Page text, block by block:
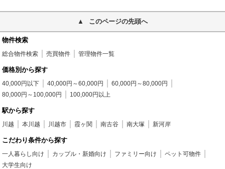
このページの先頭へ
物件検索
総合物件検索 売買物件 管理物件一覧
価格別から探す
40,000円以下 40,000円～60,000円
60,000円～80,000円
80,000円～100,000円
100,000円以上
駅から探す
川越 本川越 川越市 霞ヶ関 南古谷 南大塚 新河岸
こだわり条件から探す
一人暮らし向け カップル・新婚向け ファミリー向け
ペット可物件
大学生向け